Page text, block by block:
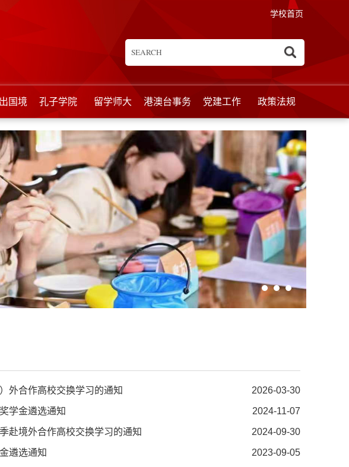
学校首页
国境 孔子学院 留学师大 港澳台事务 党建工作 政策法规
外合作高校交换学习的通知 2026-03-30
学金遴选通知 2024-11-07
赴境外合作高校交换学习的通知 2024-09-30
遴选通知 2023-09-05